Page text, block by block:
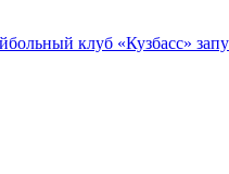
клуб «Кузбасс»